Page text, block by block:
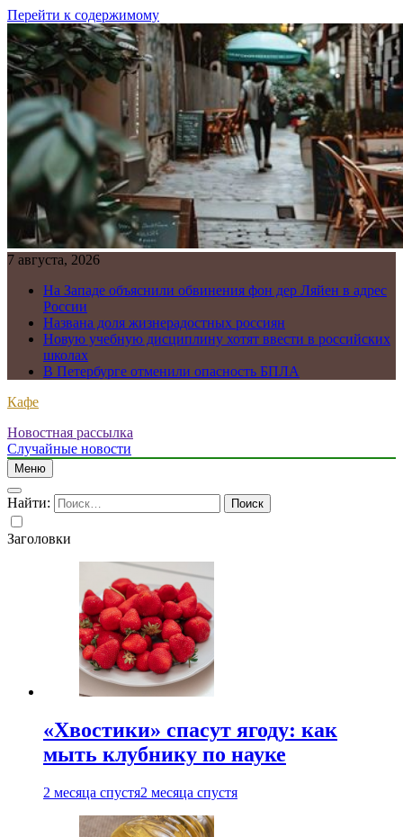
Перейти к содержимому
7 августа, 2026
На Западе объяснили обвинения фон дер Ляйен в адрес
России
Названа доля жизнерадостных россиян
Новую учебную дисциплину хотят ввести в российских
школах
В Петербурге отменили опасность БПЛА
Кафе
Новостная рассылка
Случайные новости
Меню
Найти:
Заголовки
«Хвостики» спасут ягоду: как
мыть клубнику по науке
2 месяца спустя2 месяца спустя